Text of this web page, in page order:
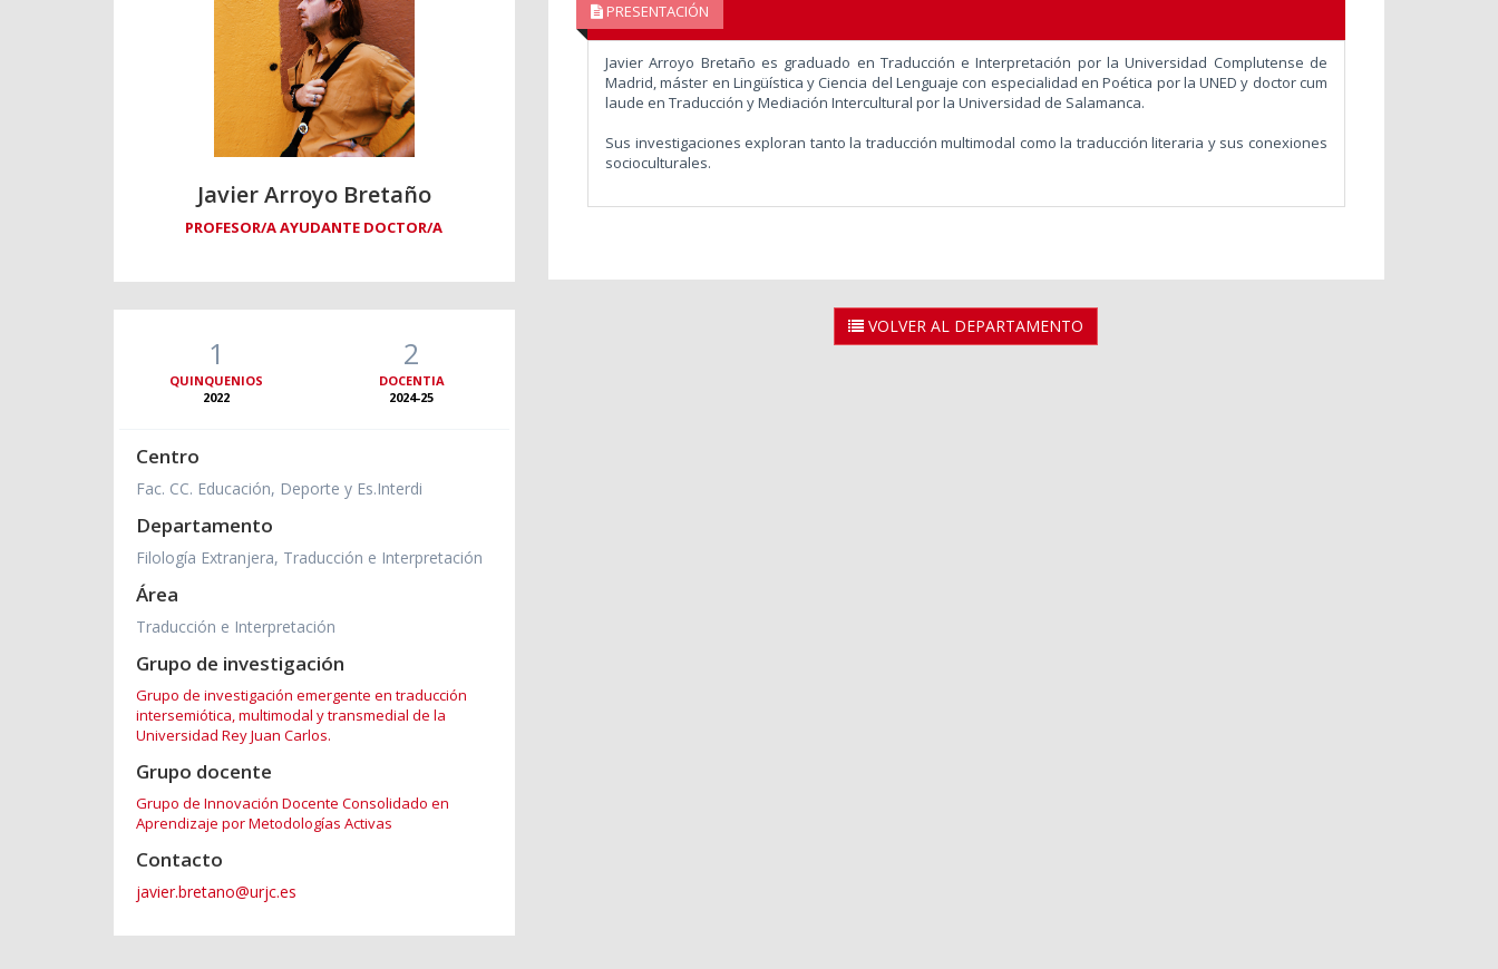
Javier Arroyo Bretaño
PROFESOR/A AYUDANTE DOCTOR/A
1
QUINQUENIOS
2022
2
DOCENTIA
2024-25
Centro
Fac. CC. Educación, Deporte y Es.Interdi
Departamento
Filología Extranjera, Traducción e Interpretación
Área
Traducción e Interpretación
Grupo de investigación
Grupo de investigación emergente en traducción
intersemiótica, multimodal y transmedial de la
Universidad Rey Juan Carlos.
Grupo docente
Grupo de Innovación Docente Consolidado en
Aprendizaje por Metodologías Activas
Contacto
javier.bretano@urjc.es
PRESENTACIÓN
Javier Arroyo Bretaño es graduado en Traducción e Interpretación por la Universidad Complutense de
Madrid, máster en Lingüística y Ciencia del Lenguaje con especialidad en Poética por la UNED y doctor cum
laude en Traducción y Mediación Intercultural por la Universidad de Salamanca.
Sus investigaciones exploran tanto la traducción multimodal como la traducción literaria y sus conexiones
socioculturales.
VOLVER AL DEPARTAMENTO